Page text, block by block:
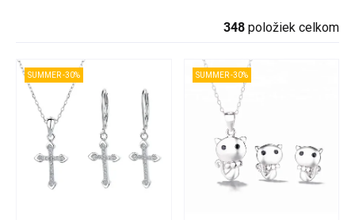
348 položiek celkom
SUMMER -30% SUMMER -30%